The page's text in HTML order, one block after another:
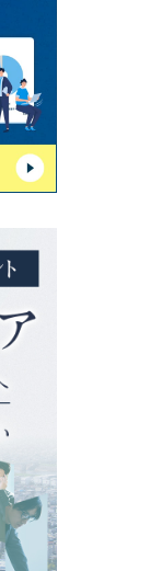
（39件）
ト （12件）
（90件）